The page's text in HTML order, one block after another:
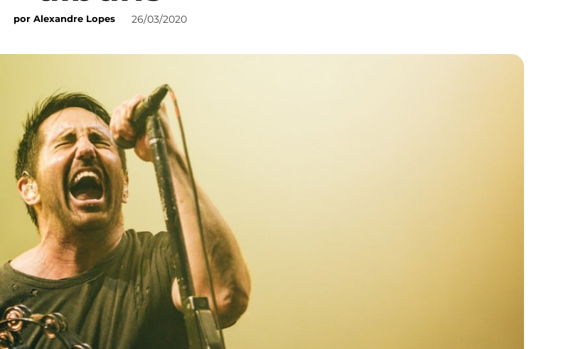
por Alexandre Lopes 26/03/2020